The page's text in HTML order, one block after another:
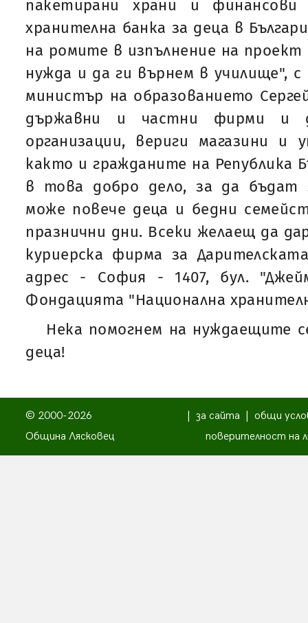
пакетирани храни и финансови
хранителна банка за деца в
на ромите в изпълнение на
нужда и да ги върнем в училище",
министър на образованието
държавни и частни фирми и
организации, вериги магазини и
както и гражданите на Република
в това добро дело, за да бъдат
може повече деца и бедни
празнични дни. Всеки желаещ да
куриерска фирма за
адрес - София - 1407, бул.
Фондацията "Национална
Нека помогнем на нуждаещите
деца!
© 2000-2026
Община Лясковец
за сайта
общи
поверителност на